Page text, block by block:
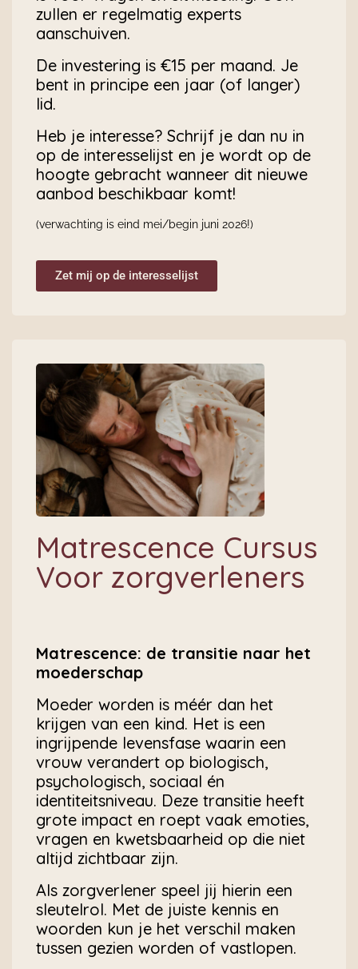
zullen er regelmatig experts
aanschuiven.
De investering is €15 per maand. Je
bent in principe een jaar (of langer)
lid.
Heb je interesse? Schrijf je dan nu in
op de interesselijst en je wordt op de
hoogte gebracht wanneer dit nieuwe
aanbod beschikbaar komt!
(verwachting is eind mei/begin juni 2026!)
Zet mij op de interesselijst
Matrescence Cursus
Voor zorgverleners
Matrescence: de transitie naar het
moederschap
Moeder worden is méér dan het
krijgen van een kind. Het is een
ingrijpende levensfase waarin een
vrouw verandert op biologisch,
psychologisch, sociaal én
identiteitsniveau. Deze transitie heeft
grote impact en roept vaak emoties,
vragen en kwetsbaarheid op die niet
altijd zichtbaar zijn.
Als zorgverlener speel jij hierin een
sleutelrol. Met de juiste kennis en
woorden kun je het verschil maken
tussen gezien worden of vastlopen.